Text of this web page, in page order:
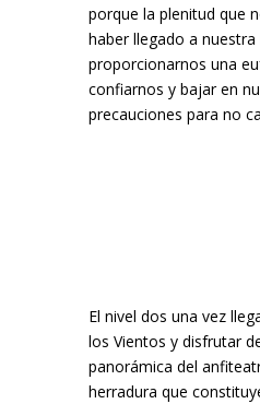
porque la plenitud que
haber llegado a
proporcionarnos una
confiarnos y bajar en
precauciones para no
El nivel dos una vez
los Vientos y disfrutar
panorámica del
herradura que